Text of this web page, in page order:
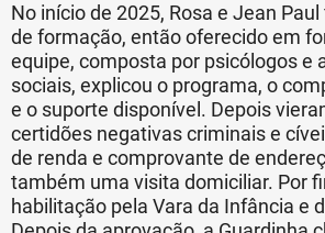
No início de 2025, Rosa e Jean
de formação, então oferecido em
equipe, composta por psicólogos e
sociais, explicou o programa, o
e o suporte disponível. Depois
certidões negativas criminais e
de renda e comprovante de
também uma visita domiciliar. Por
habilitação pela Vara da Infância e